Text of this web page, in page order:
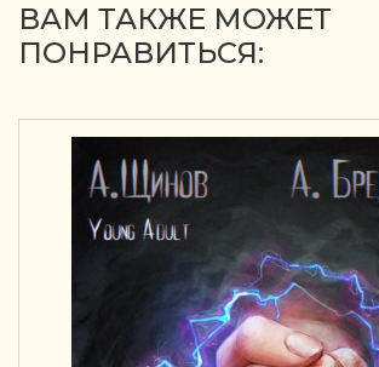
ВАМ ТАКЖЕ МОЖЕТ
ПОНРАВИТЬСЯ: